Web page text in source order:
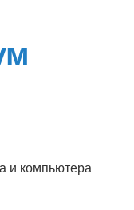
и компьютера